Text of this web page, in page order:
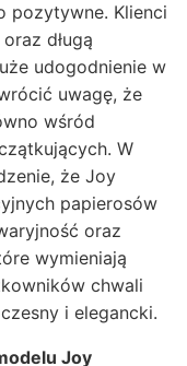
pozytywne. Klienci
długą
udogodnienie w
uwagę, że
wśród
W
że Joy
papierosów
oraz
wymieniają
chwali
i elegancki.
Joy